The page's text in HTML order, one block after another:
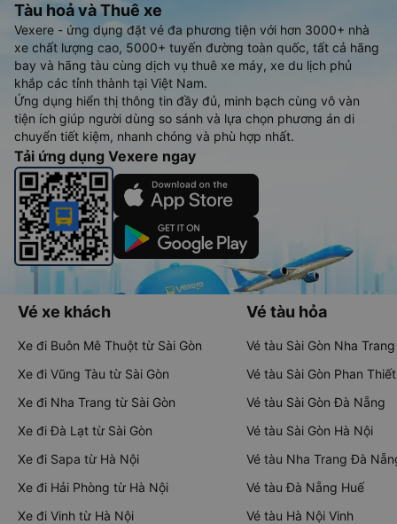
Tàu hoả và Thuê xe
Vexere - ứng dụng đặt vé đa phương tiện với hơn 3000+ nhà
xe chất lượng cao, 5000+ tuyến đường toàn quốc, tất cả hãng
bay và hãng tàu cùng dịch vụ thuê xe máy, xe du lịch phủ
khắp các tỉnh thành tại Việt Nam.
Ứng dụng hiển thị thông tin đầy đủ, minh bạch cùng vô vàn
tiện ích giúp người dùng so sánh và lựa chọn phương án di
chuyển tiết kiệm, nhanh chóng và phù hợp nhất.
Tải ứng dụng Vexere ngay
Vé xe khách
Xe đi Buôn Mê Thuột từ Sài Gòn
Xe đi Vũng Tàu từ Sài Gòn
Xe đi Nha Trang từ Sài Gòn
Xe đi Đà Lạt từ Sài Gòn
Xe đi Sapa từ Hà Nội
Xe đi Hải Phòng từ Hà Nội
Xe đi Vinh từ Hà Nội
Vé tàu hỏa
Vé tàu Sài Gòn Nha Trang
Vé tàu Sài Gòn Phan Thiết
Vé tàu Sài Gòn Đà Nẵng
Vé tàu Sài Gòn Hà Nội
Vé tàu Nha Trang Đà
Vé tàu Đà Nẵng Huế
Vé tàu Hà Nội Vinh